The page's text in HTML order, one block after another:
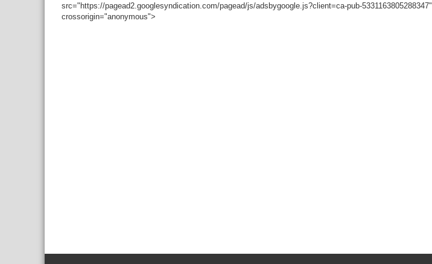
src="https://pagead2.googlesyndication.com/pagead/js/adsbygoogle.js?client=ca-pub-5331163805288347"
crossorigin="anonymous">